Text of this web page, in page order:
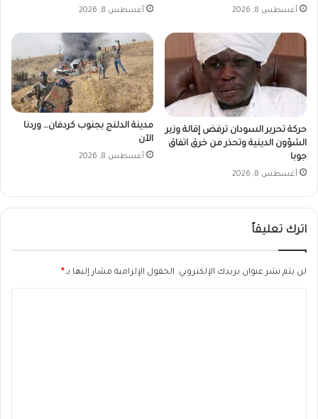
أغسطس 8, 2026 أغسطس 8, 2026
حركة تحرير السودان ترفض إقالة وزير
الشؤون الدينية وتحذر من خرق اتفاق
جوبا
أغسطس 8, 2026
مدينة الدلنج بجنوب كردفان… وردنا
الآن
أغسطس 8, 2026
اترك تعليقاً
لن يتم نشر عنوان بريدك الإلكتروني. الحقول الإلزامية مشار إليها بـ*